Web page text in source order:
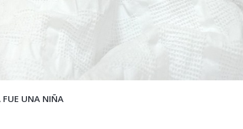
FUE UNA NIÑA